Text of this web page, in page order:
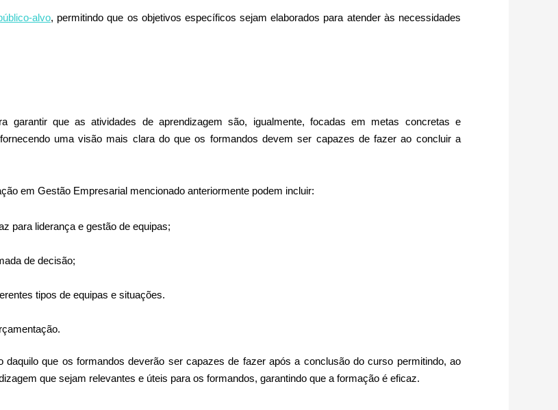
alvo, permitindo que os objetivos específicos sejam elaborados para atender às necessidades
garantir que as atividades de aprendizagem são, igualmente, focadas em metas concretas e
uma visão mais clara do que os formandos devem ser capazes de fazer ao concluir a
em Gestão Empresarial mencionado anteriormente podem incluir:
para liderança e gestão de equipas;
de decisão;
tipos de equipas e situações.
que os formandos deverão ser capazes de fazer após a conclusão do curso permitindo, ao
que sejam relevantes e úteis para os formandos, garantindo que a formação é eficaz.